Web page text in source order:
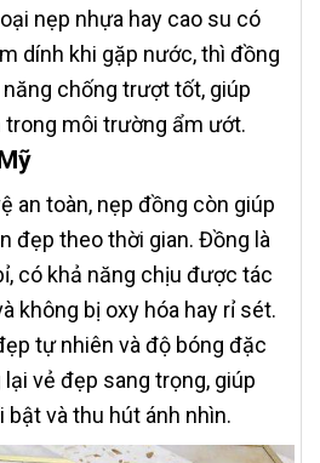
nẹp nhựa hay cao su có
dính khi gặp nước, thì đồng
chống trượt tốt, giúp
trong môi trường ẩm ướt.
an toàn, nẹp đồng còn giúp
đẹp theo thời gian. Đồng là
có khả năng chịu được tác
không bị oxy hóa hay rỉ sét.
tự nhiên và độ bóng đặc
vẻ đẹp sang trọng, giúp
và thu hút ánh nhìn.